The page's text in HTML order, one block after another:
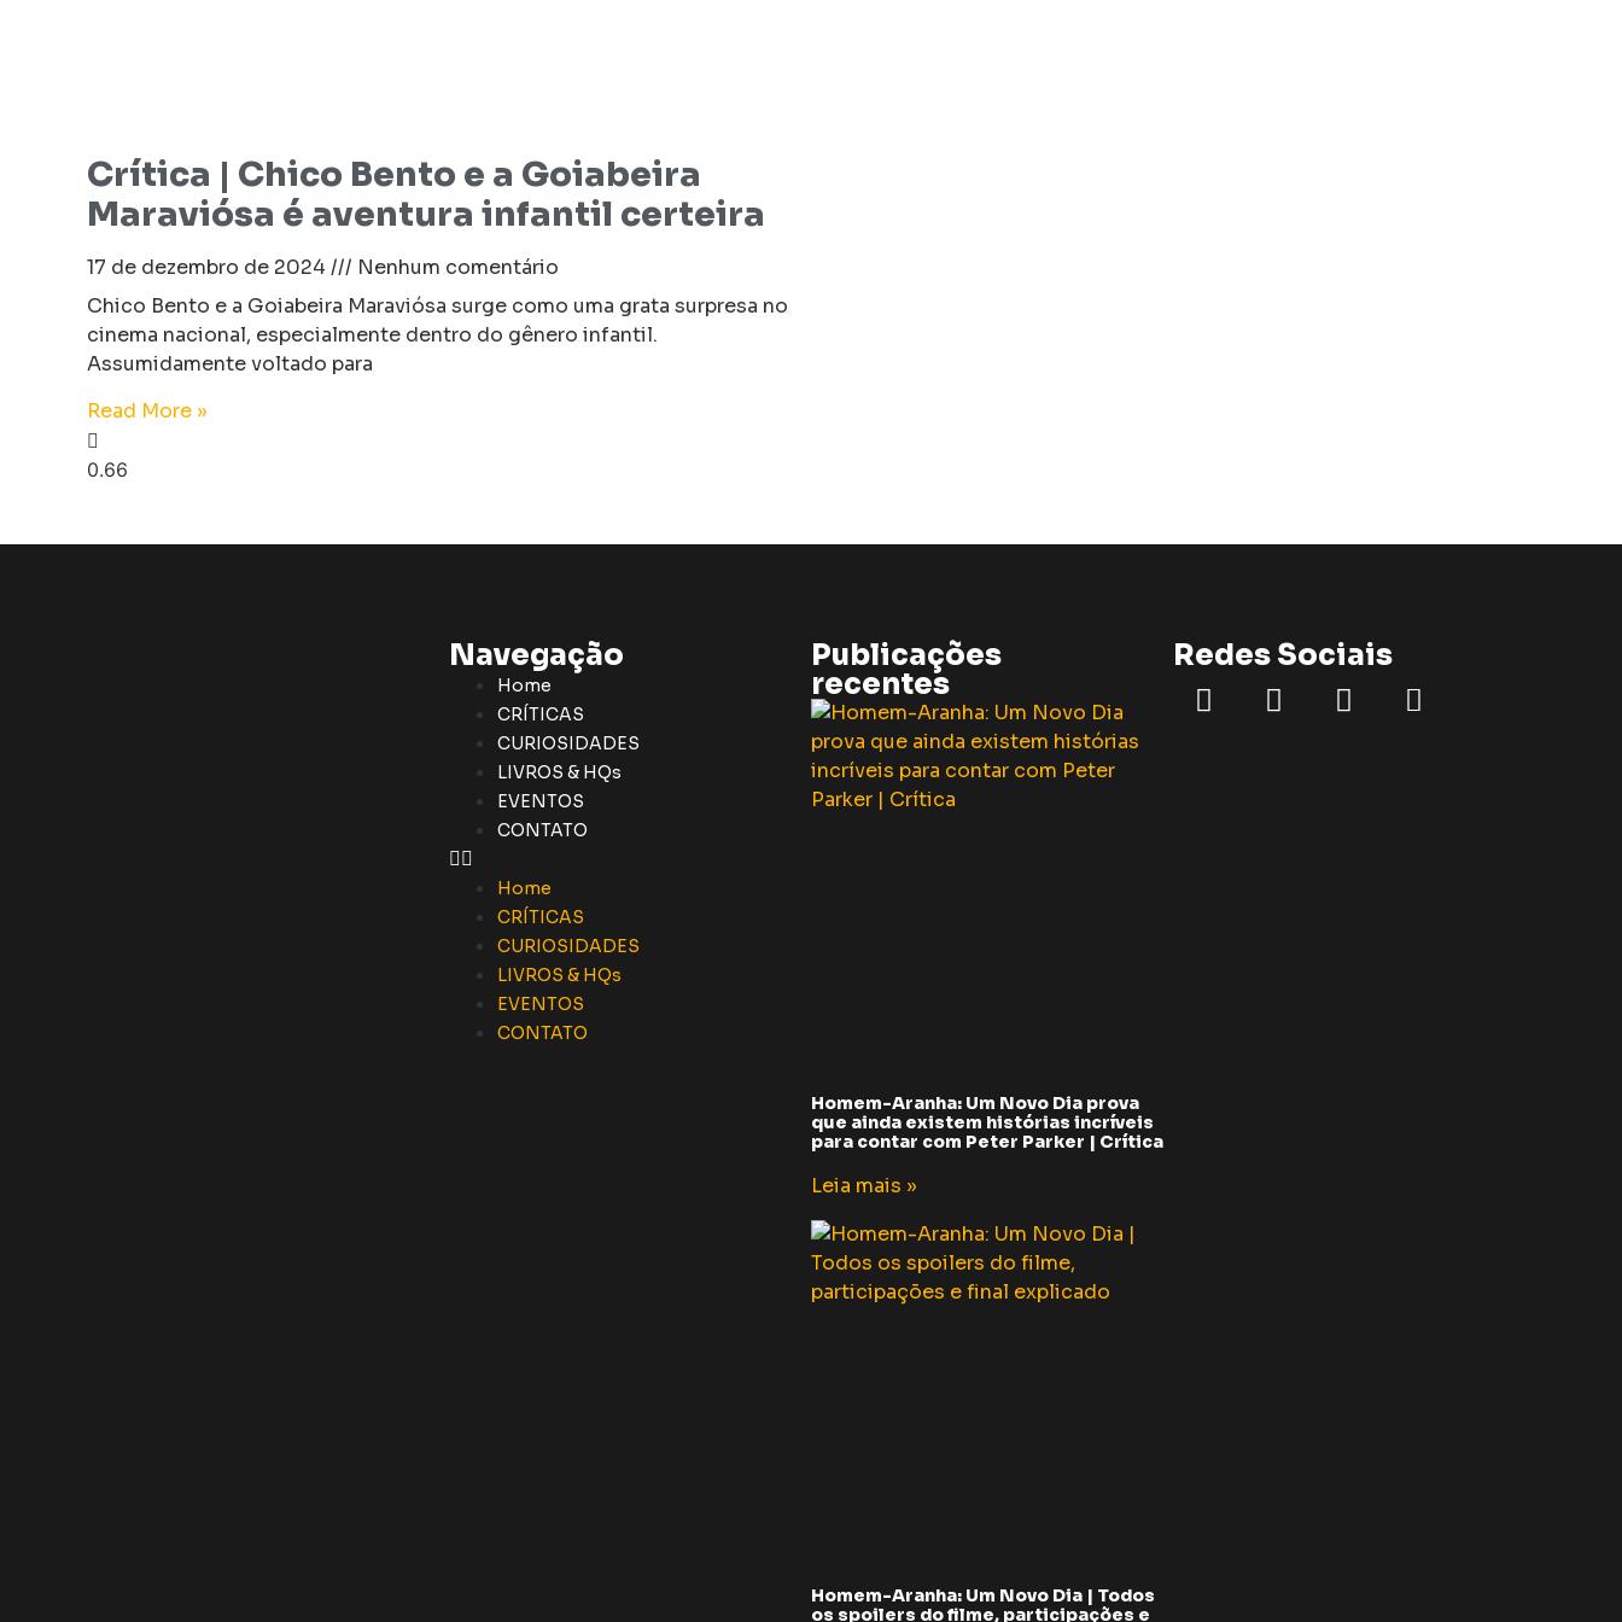
Crítica | Chico Bento e a Goiabeira
Maraviósa é aventura infantil certeira
17 de dezembro de 2024
Nenhum comentário
Chico Bento e a Goiabeira Maraviósa surge como uma grata surpresa no
cinema nacional, especialmente dentro do gênero infantil.
Assumidamente voltado para
Read More »
Navegação
Home
CRÍTICAS
CURIOSIDADES
LIVROS & HQs
EVENTOS
CONTATO
Home
CRÍTICAS
CURIOSIDADES
LIVROS & HQs
EVENTOS
CONTATO
Publicações
recentes
Homem-Aranha: Um Novo Dia prova
que ainda existem histórias incríveis
para contar com Peter Parker | Crítica
Leia mais »
Homem-Aranha: Um Novo Dia | Todos
os spoilers do filme, participações e
Redes Sociais